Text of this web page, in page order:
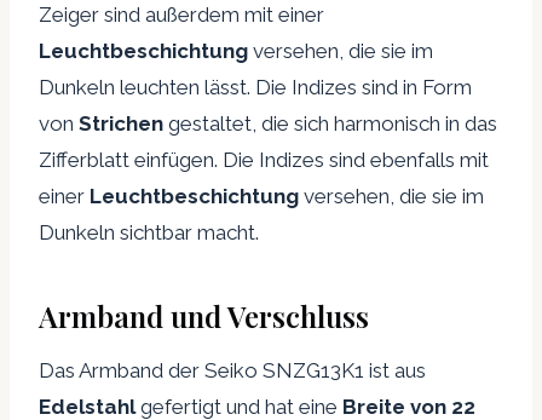
Zeiger sind außerdem mit einer
Leuchtbeschichtung versehen, die sie im
Dunkeln leuchten lässt. Die Indizes sind in Form
von Strichen gestaltet, die sich harmonisch in das
Zifferblatt einfügen. Die Indizes sind ebenfalls mit
einer Leuchtbeschichtung versehen, die sie im
Dunkeln sichtbar macht.
Armband und Verschluss
Das Armband der Seiko SNZG13K1 ist aus
Edelstahlgefertigt und hat eine Breite von 22